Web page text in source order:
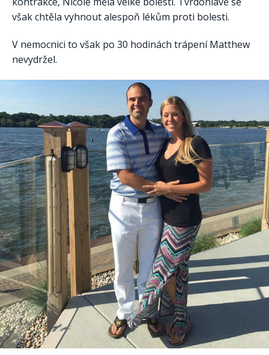
však chtěla vyhnout alespoň lékům proti bolesti.
V nemocnici to však po 30 hodinách trápení Matthew
nevydržel.